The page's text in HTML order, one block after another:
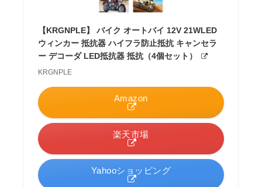
【KRGNPLE】 バイク オートバイ 12V 21WLED
ウィンカー 抵抗器 ハイフラ防止抵抗 キャンセラ
ー デコーダ LED抵抗器 抵抗（4個セット）
KRGNPLE
Amazon
楽天市場
Yahooショッピング